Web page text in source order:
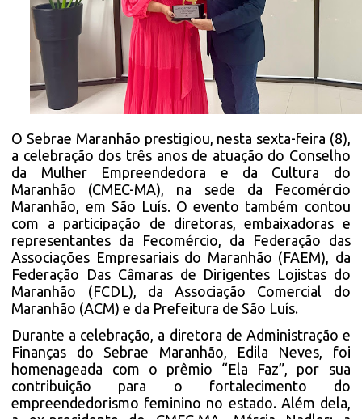
O Sebrae Maranhão prestigiou, nesta sexta-feira (8),
a celebração dos três anos de atuação do Conselho
da Mulher Empreendedora e da Cultura do
Maranhão (CMEC-MA), na sede da Fecomércio
Maranhão, em São Luís. O evento também contou
com a participação de diretoras, embaixadoras e
representantes da Fecomércio, da Federação das
Associações Empresariais do Maranhão (FAEM), da
Federação Das Câmaras de Dirigentes Lojistas do
Maranhão (FCDL), da Associação Comercial do
Maranhão (ACM) e da Prefeitura de São Luís.
Durante a celebração, a diretora de Administração e
Finanças do Sebrae Maranhão, Edila Neves, foi
homenageada com o prêmio “Ela Faz”, por sua
contribuição para o fortalecimento do
empreendedorismo feminino no estado. Além dela,